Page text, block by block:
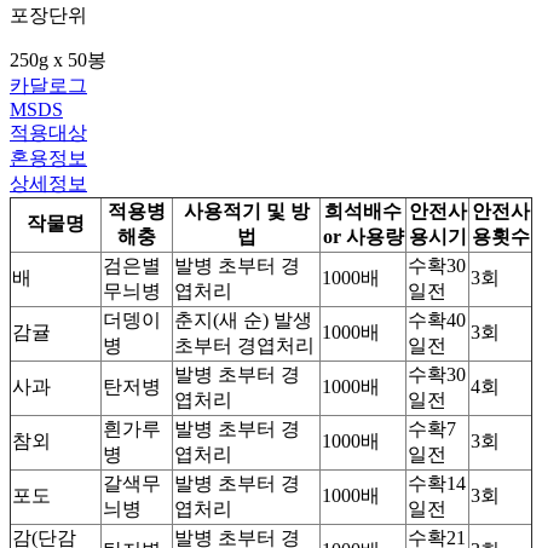
포장단위
250g x 50봉
카달로그
MSDS
적용대상
혼용정보
상세정보
작물명
적용병
해충
사용적기 및 방
법
희석배수
or 사용량
안전사
용시기
안전사
용횟수
배
검은별
무늬병
발병 초부터 경
엽처리
1000배
수확30
일전
3회
감귤
더뎅이
병
춘지(새 순) 발생
초부터 경엽처리
1000배
수확40
일전
3회
사과 탄저병
발병 초부터 경
엽처리
1000배
수확30
일전
4회
참외
흰가루
병
발병 초부터 경
엽처리
1000배
수확7
일전
3회
포도
갈색무
늬병
발병 초부터 경
엽처리
1000배
수확14
일전
3회
감(단감 발병 초부터 경 수확21